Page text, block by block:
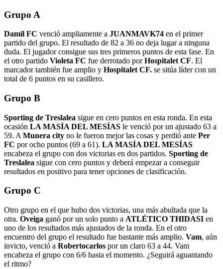
Grupo A
Damil FC venció ampliamente a JUANMAVK74 en el primer
partido del grupo. El resultado de 82 a 36 no deja lugar a ninguna
duda. El jugador consigue sus tres primeros puntos de esta fase. En
el otro partido Violeta FC fue derrotado porHospitalet CF. El
marcador también fue amplio y Hospitalet CF. se sitúa líder con un
total de 6 puntos en su casillero.
Grupo B
Sporting de Treslalea sigue en cero puntos en esta ronda. En esta
ocasión LA MASÍA DEL MESÍAS le venció por un ajustado 63 a
59. A Munera city no le fueron mejor las cosas y perdió ante Per
FC por ocho puntos (69 a 61). LA MASÍA DEL MESÍAS
encabeza el grupo con dos victorias en dos partidos. Sporting de
Treslalea sigue con cero puntos y deberá empezar a conseguir
resultados en positivo para tener opciones de clasificación.
Grupo C
Otro grupo en el que hubo dos victorias, una más abultada que la
otra. Oveiga ganó por un solo punto a ATLÉTICO THIDASI en
uno de los resultados más ajustados de la ronda. En el otro
encuentro del grupo el resultado fue bastante más amplio. Vam, aún
invicto, venció a Robertocarlos por un claro 63 a 44. Vam
encabeza el grupo con 6/6 hasta el momento. ¿Seguirá aguantando
el ritmo?